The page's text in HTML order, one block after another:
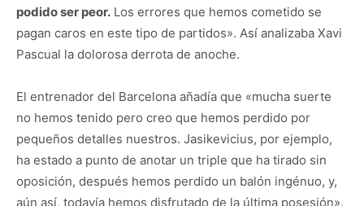
podido ser peor. Los errores que hemos cometido se
pagan caros en este tipo de partidos». Así analizaba Xavi
Pascual la dolorosa derrota de anoche.
El entrenador del Barcelona añadía que «mucha suerte
no hemos tenido pero creo que hemos perdido por
pequeños detalles nuestros. Jasikevicius, por ejemplo,
ha estado a punto de anotar un triple que ha tirado sin
oposición, después hemos perdido un balón ingénuo, y,
aún así, todavía hemos disfrutado de la última posesión».